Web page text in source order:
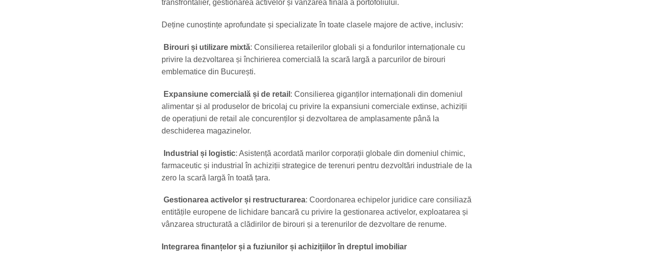
transfrontalier, gestionarea activelor și vânzarea finală a portofoliului.
Deține cunoștințe aprofundate și specializate în toate clasele majore de active, inclusiv:
Birouri și utilizare mixtă: Consilierea retailerilor globali și a fondurilor internaționale cu
privire la dezvoltarea și închirierea comercială la scară largă a parcurilor de birouri
emblematice din București.
Expansiune comercială și de retail : Consilierea giganților internaționali din domeniul
alimentar și al produselor de bricolaj cu privire la expansiuni comerciale extinse, achiziții
de operațiuni de retail ale concurenților și dezvoltarea de amplasamente până la
deschiderea magazinelor.
Industrial și logistic: Asistență acordată marilor corporații globale din domeniul chimic,
farmaceutic și industrial în achiziții strategice de terenuri pentru dezvoltări industriale de la
zero la scară largă în toată țara.
Gestionarea activelor și restructurarea: Coordonarea echipelor juridice care consiliază
entitățile europene de lichidare bancară cu privire la gestionarea activelor, exploatarea și
vânzarea structurată a clădirilor de birouri și a terenurilor de dezvoltare de renume.
Integrarea finanțelor și a fuziunilor și achizițiilor în dreptul imobiliar